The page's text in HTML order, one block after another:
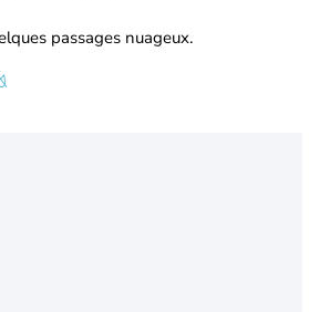
passages nuageux.